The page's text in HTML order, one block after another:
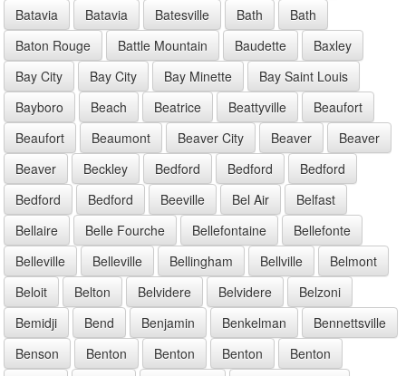
Batavia
Batavia Batesville Bath
Bath
Baton Rouge
Battle Mountain Baudette
Baxley
Bay City
Bay City Bay Minette
Bay Saint Louis
Bayboro
Beach Beatrice Beattyville
Beaufort
Beaufort
Beaumont Beaver City Beaver
Beaver
Beaver
Beckley Bedford Bedford
Bedford
Bedford
Bedford Beeville Bel Air
Belfast
Bellaire
Belle Fourche Bellefontaine
Bellefonte
Belleville
Belleville Bellingham Bellville
Belmont
Beloit
Belton Belvidere Belvidere
Belzoni
Bemidji
Bend Benjamin Benkelman
Bennettsville
Benson
Benton Benton Benton
Benton